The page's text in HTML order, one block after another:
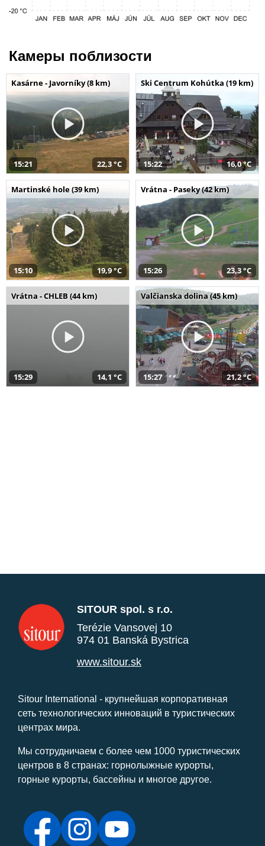
Камеры поблизости
Kasárne - Javorníky (8 km)
15:21 22,3 °C
Ski Centrum Kohútka (19 km)
15:22 16,0 °C
Martinské hole (39 km)
15:10 19,9 °C
Vrátna - Paseky (42 km)
15:26 23,3 °C
Vrátna - CHLEB (44 km)
15:29 14,1 °C
Valčianska dolina (45 km)
15:27 21,2 °C
SITOUR spol. s r.o.
Terézie Vansovej 10
974 01 Banská Bystrica
www.sitour.sk
Sitour International - крупнейшая корпоративная
сеть технологических инноваций в туристических
центрах мира.
Мы сотрудничаем с более чем 1000 туристических
центров в 8 странах: горнолыжные курорты,
горные курорты, бассейны и многое другое.